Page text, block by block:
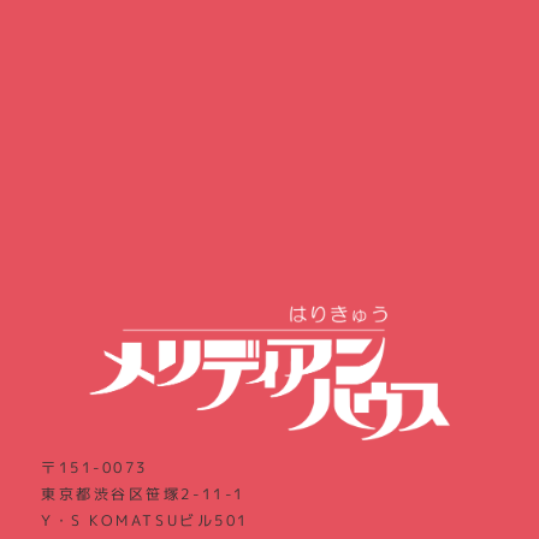
〒151-0073
東京都渋谷区笹塚2-11-1
Y・S KOMATSUビル501